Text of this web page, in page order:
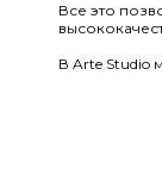
Все это
В Arte Studio